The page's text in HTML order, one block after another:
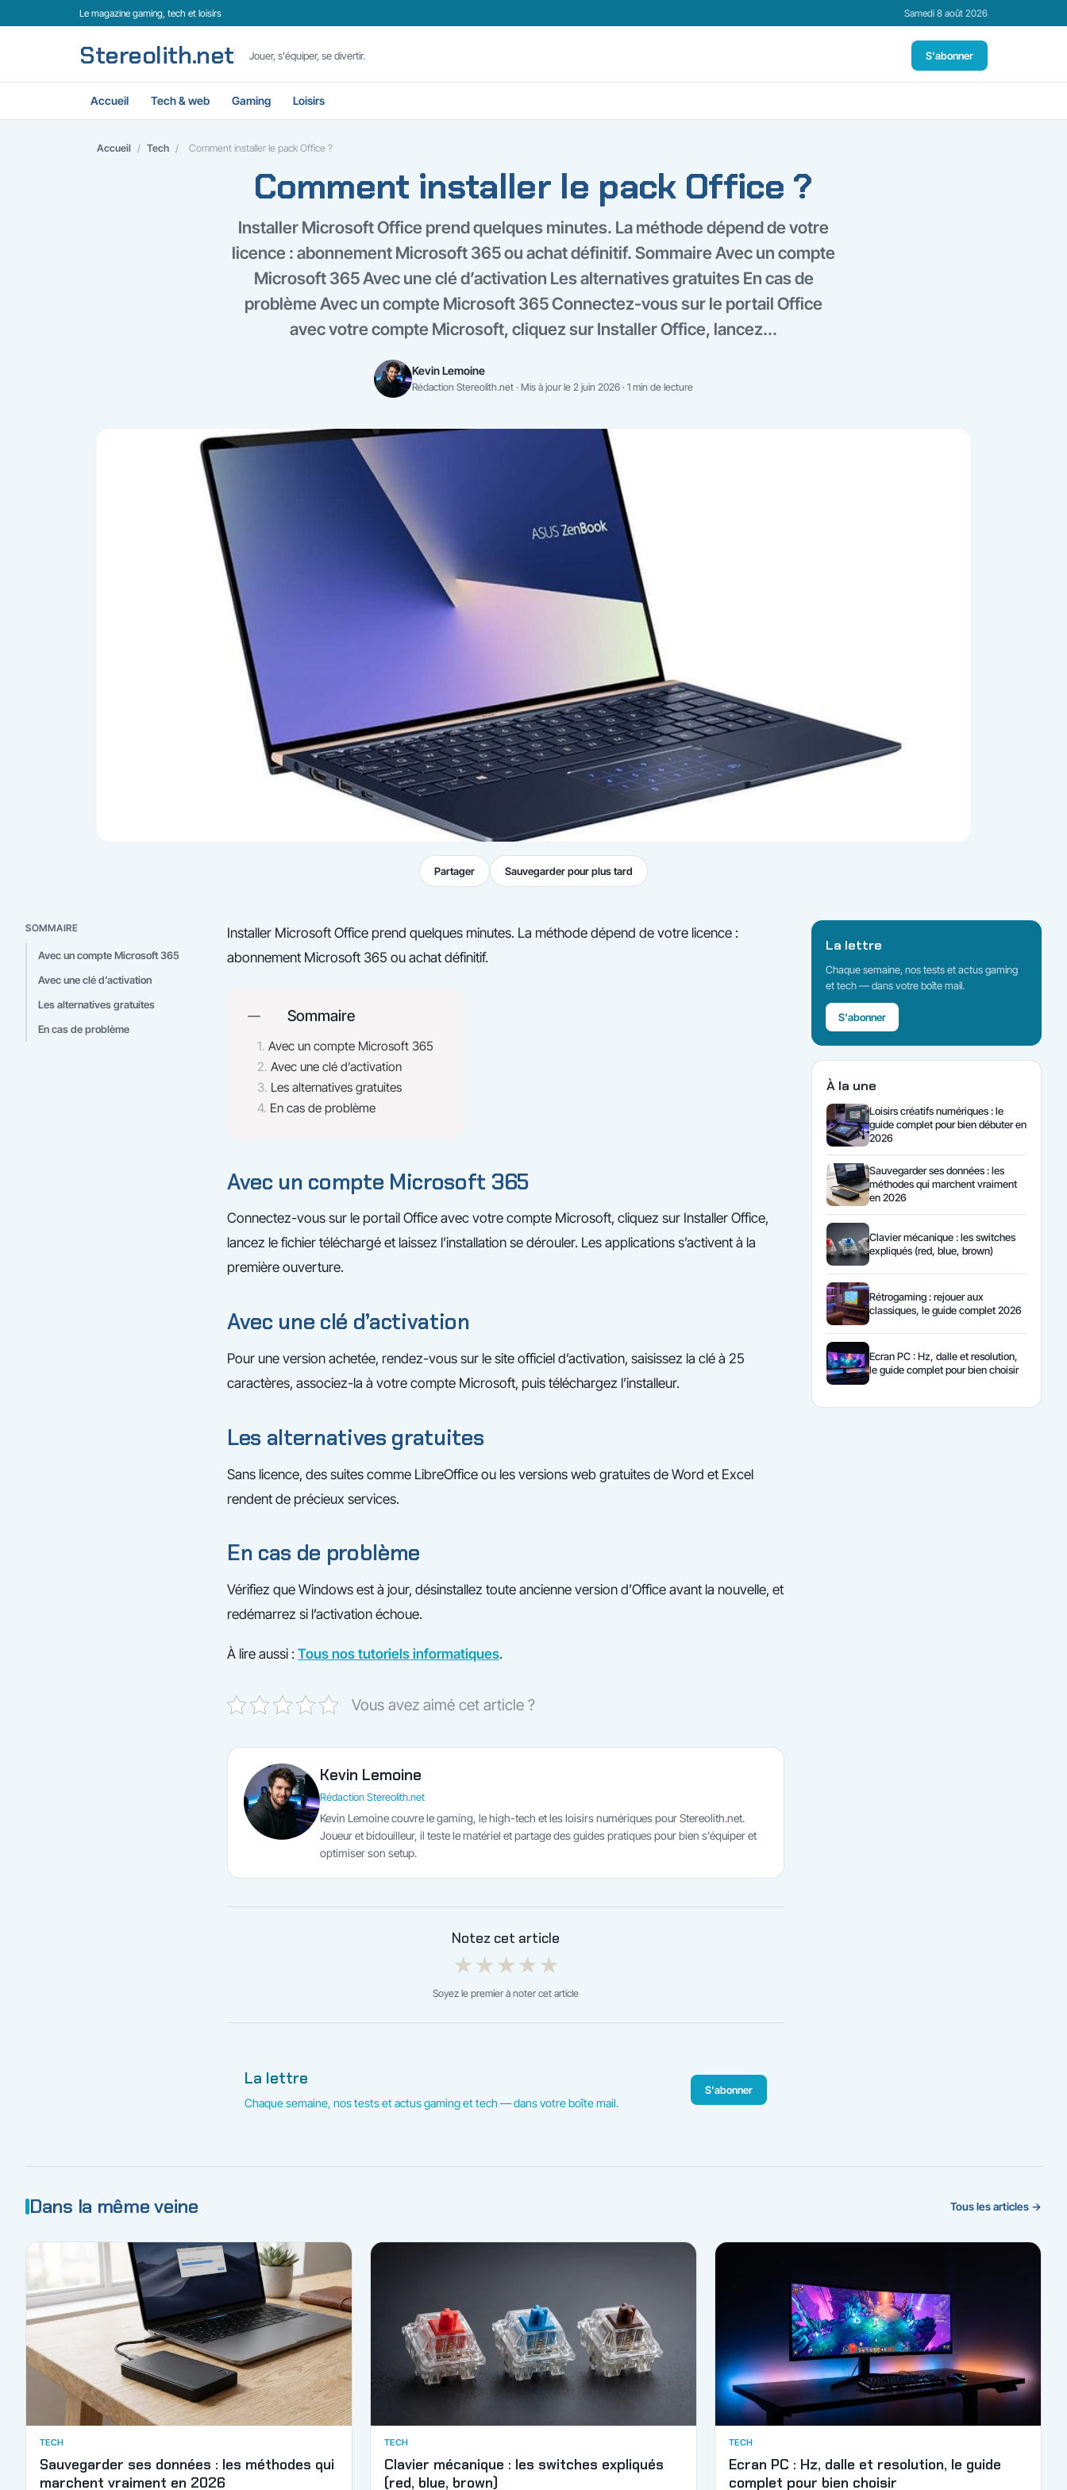
Le magazine gaming, tech et loisirs Samedi 8 août 2026
Stereolith.net Jouer, s'équiper, se divertir. S'abonner
Accueil Tech & web Gaming Loisirs
Accueil / Tech / Comment installer le pack Office ?
Comment installer le pack Office ?
Installer Microsoft Office prend quelques minutes. La méthode dépend de votre
licence : abonnement Microsoft 365 ou achat définitif. Sommaire Avec un compte
Microsoft 365 Avec une clé d’activation Les alternatives gratuites En cas de
problème Avec un compte Microsoft 365 Connectez-vous sur le portail Office
avec votre compte Microsoft, cliquez sur Installer Office, lancez...
Kevin Lemoine
Rédaction Stereolith.net · Mis à jour le 2 juin 2026 · 1 min de lecture
Partager Sauvegarder pour plus tard
SOMMAIRE
Avec un compte Microsoft 365
Avec une clé d’activation
Les alternatives gratuites
En cas de problème
Installer Microsoft Office prend quelques minutes. La méthode dépend de votre licence :
abonnement Microsoft 365 ou achat définitif.
Sommaire
Avec un compte Microsoft 365
Avec une clé d’activation
Les alternatives gratuites
En cas de problème
Avec un compte Microsoft 365
Connectez-vous sur le portail Office avec votre compte Microsoft, cliquez sur Installer Office,
lancez le fichier téléchargé et laissez l’installation se dérouler. Les applications s’activent à la
première ouverture.
Avec une clé d’activation
Pour une version achetée, rendez-vous sur le site officiel d’activation, saisissez la clé à 25
caractères, associez-la à votre compte Microsoft, puis téléchargez l’installeur.
Les alternatives gratuites
Sans licence, des suites comme LibreOffice ou les versions web gratuites de Word et Excel
rendent de précieux services.
En cas de problème
Vérifiez que Windows est à jour, désinstallez toute ancienne version d’Office avant la nouvelle, et
redémarrez si l’activation échoue.
À lire aussi : Tous nos tutoriels informatiques.
Vous avez aimé cet article ?
Kevin Lemoine
Rédaction Stereolith.net
Kevin Lemoine couvre le gaming, le high-tech et les loisirs numériques pour Stereolith.net.
Joueur et bidouilleur, il teste le matériel et partage des guides pratiques pour bien s'équiper et
optimiser son setup.
Notez cet article
★★★★★
Soyez le premier à noter cet article
La lettre
Chaque semaine, nos tests et actus gaming et tech — dans votre boîte mail.
S'abonner
La lettre
Chaque semaine, nos tests et actus gaming
et tech — dans votre boîte mail.
S'abonner
À la une
Loisirs créatifs numériques : le
guide complet pour bien débuter en
2026
Sauvegarder ses données : les
méthodes qui marchent vraiment
en 2026
Clavier mécanique : les switches
expliqués (red, blue, brown)
Rétrogaming : rejouer aux
classiques, le guide complet 2026
Ecran PC : Hz, dalle et resolution,
le guide complet pour bien choisir
Dans la même veine Tous les articles →
TECH
Sauvegarder ses données : les méthodes qui
marchent vraiment en 2026
TECH
Clavier mécanique : les switches expliqués
(red, blue, brown)
TECH
Ecran PC : Hz, dalle et resolution, le guide
complet pour bien choisir